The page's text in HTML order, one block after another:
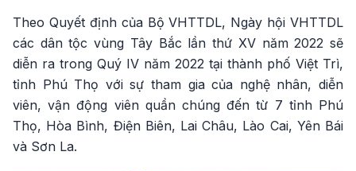
Theo Quyết định của Bộ VHTTDL, Ngày hội VHTTDL
các dân tộc vùng Tây Bắc lần thứ XV năm 2022 sẽ
diễn ra trong Quý IV năm 2022 tại thành phố Việt Trì,
tỉnh Phú Thọ với sự tham gia của nghệ nhân, diễn
viên, vận động viên quần chúng đến từ 7 tỉnh Phú
Thọ, Hòa Bình, Điện Biên, Lai Châu, Lào Cai, Yên Bái
và Sơn La.